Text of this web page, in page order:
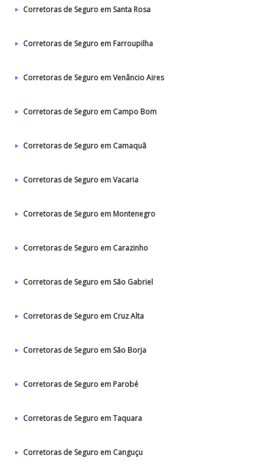
Corretoras de Seguro em Santa Rosa
Corretoras de Seguro em Farroupilha
Corretoras de Seguro em Venâncio Aires
Corretoras de Seguro em Campo Bom
Corretoras de Seguro em Camaquã
Corretoras de Seguro em Vacaria
Corretoras de Seguro em Montenegro
Corretoras de Seguro em Carazinho
Corretoras de Seguro em São Gabriel
Corretoras de Seguro em Cruz Alta
Corretoras de Seguro em São Borja
Corretoras de Seguro em Parobé
Corretoras de Seguro em Taquara
Corretoras de Seguro em Canguçu